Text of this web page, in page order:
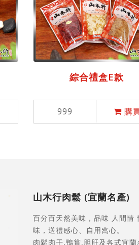
綜合禮盒E款
999 購
山木行肉鬆 (宜蘭名產)
百分百天然美味，品味 人間情
味，送禮感心、自用窩心。
肉鬆肉干,鴨賞,胆肝及各式宜